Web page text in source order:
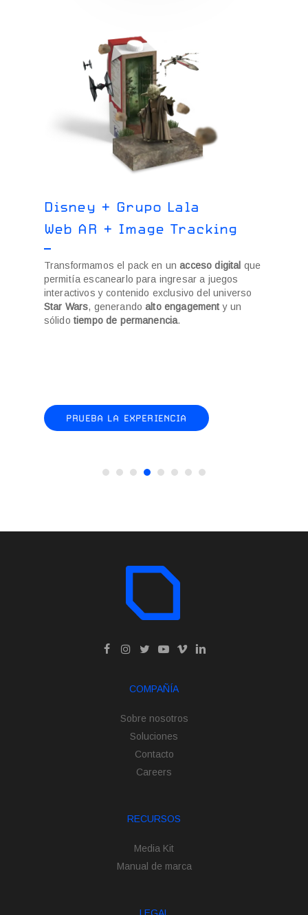
Disney + Grupo Lala
Web AR + Image Tracking
Transformamos el pack en unacceso digitalque
permitía escanearlo para ingresar a juegos
interactivos y contenido exclusivo del universo
Star Wars, generandoalto engagementy un
sólidotiempo de permanencia.
PRUEBA LA EXPERIENCIA
COMPAÑÍA
Sobre nosotros
Soluciones
Contacto
Careers
RECURSOS
Media Kit
Manual de marca
LEGAL